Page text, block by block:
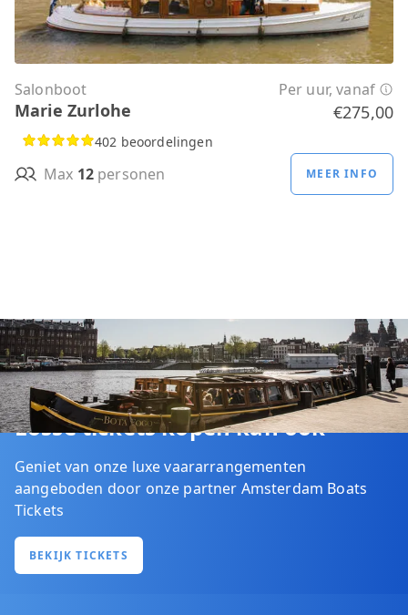
Salonboot Per uur, vanaf
Marie Zurlohe €275,00
402 beoordelingen
Max 12personen MEER INFO
Losse tickets kopen kan ook
Geniet van onze luxe vaararrangementen
aangeboden door onze partner Amsterdam Boats
Tickets
BEKIJK TICKETS